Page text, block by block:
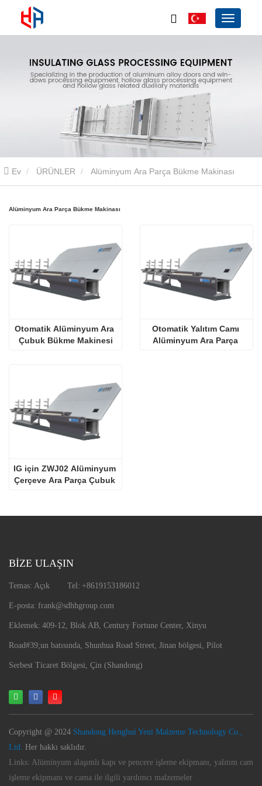
Ev ÜRÜNLER Alüminyum Ara Parça Bükme Makinası
Alüminyum Ara Parça Bükme Makinası
Otomatik Alüminyum Ara
Çubuk Bükme Makinesi
Otomatik Yalıtım Camı
Alüminyum Ara Parça
IG için ZWJ02 Alüminyum
Çerçeve Ara Parça Çubuk
BİZE ULAŞIN
Temas: Açık Tel: +8619153186012
E-posta: frank@sdhhgroup.com
Eklemek: 409-12, Blok AB, Century Fortune Center, Xinyu
Road#39;un batısında, Shunhua Road Street, Jinan bölgesi, Pilot
Serbest Ticaret Bölgesi, Çin (Shandong)
Copyright @ 2024 Shandong Henghui Yeni Malzeme Technology Co.,
Ltd. Her hakkı saklıdır.
Links: Alüminyum alaşımlı kapı ve pencere işleme ekipmanı, yalıtım cam
işleme ekipmanı ve cama ile ilgili yardımcı malzemeler